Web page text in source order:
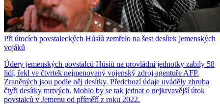
Při útocích povstaleckých Húsíů zemřelo na šest desítek jemenských
vojáků
Údery jemenských povstalců Húsíů na provládní jednotky zabily 58
lidí, řekl ve čtvrtek nejmenovaný vojenský zdroj agentuře AFP.
Zraněných jsou podle něj desítky. Předchozí údaje uváděly zhruba
čtyři desítky mrtvých. Mohlo by se tak jednat o nejkrvavější útok
povstalců v Jemenu od příměří z roku 2022.